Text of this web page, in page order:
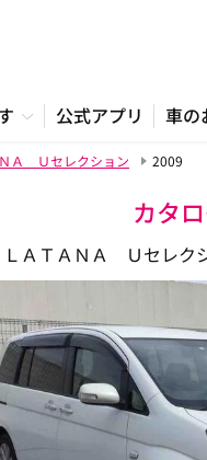
公式アプリ 車の
Ａ Ｕセレクション 2009
カタ
ＬＡＴＡＮＡ Ｕセレク